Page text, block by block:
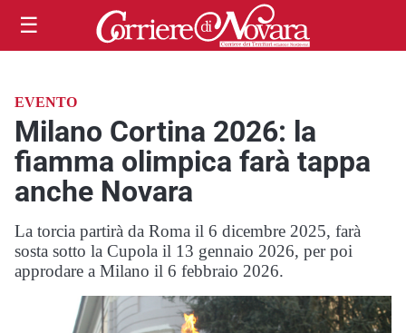
☰
EVENTO
Milano Cortina 2026: la
fiamma olimpica farà tappa
anche Novara
La torcia partirà da Roma il 6 dicembre 2025, farà
sosta sotto la Cupola il 13 gennaio 2026, per poi
approdare a Milano il 6 febbraio 2026.